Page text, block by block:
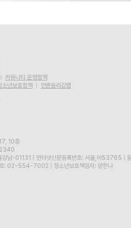
커뮤니티 운영정책
소년보호정책
언론윤리강령
10층
강남-01131
인터넷신문등록번호: 서울,아53765
호: 02-554-7002 청소년보호책임자: 양한나